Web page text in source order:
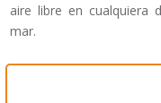
aire libre en cualquiera
mar.